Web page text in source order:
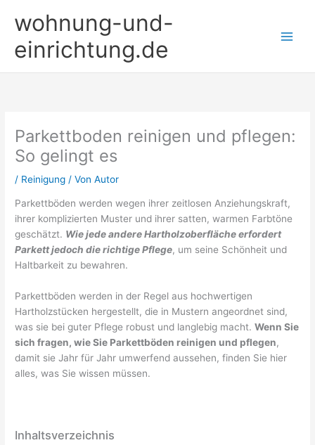
Inhaltwohnung-und-
einrichtung.de
Parkettboden reinigen und pflegen:
So gelingt es
/ Reinigung / VonAutor
Parkettböden werden wegen ihrer zeitlosen Anziehungskraft,
ihrer komplizierten Muster und ihrer satten, warmen Farbtöne
geschätzt. Wie jede andere Hartholzoberfläche erfordert
Parkett jedoch die richtige Pflege, um seine Schönheit und
Haltbarkeit zu bewahren.
Parkettböden werden in der Regel aus hochwertigen
Hartholzstücken hergestellt, die in Mustern angeordnet sind,
was sie bei guter Pflege robust und langlebig macht.Wenn Sie
sich fragen, wie Sie Parkettböden reinigen und pflegen,
damit sie Jahr für Jahr umwerfend aussehen, finden Sie hier
alles, was Sie wissen müssen.
Inhaltsverzeichnis